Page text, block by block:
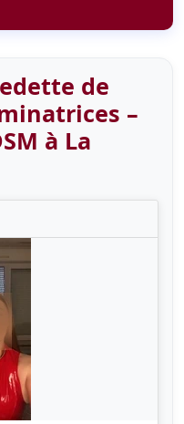
de
–
à La